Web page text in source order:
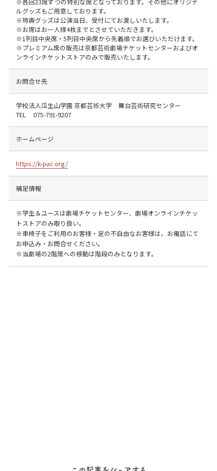
※各回23席ずつの特別な席となっております。その他にオリジナ
ルグッズもご用意しております。
※特典グッズは公演当日、受付にてお渡しいたします。
※お席はお一人様4枚までとさせていただきます。
※1列目中央席・5列目中央席から先着順でお選びいただけます。
※プレミアム席の販売は京都芸術劇場チケットセンターおよびオ
ンラインチケットストアのみで販売いたします。
お問合せ先
学校法人瓜生山学園 京都芸術大学 舞台芸術研究センター
TEL 075-791-9207
ホームページ
https://k-pac.org/
補足情報
※学生＆ユースは劇場チケットセンター、劇場オンラインチケッ
トストアのみ取り扱い。
※車椅子をご利用のお客様・足の不自由なお客様は、お電話にて
お申込み・お問合せください。
※当劇場の2階席への移動は階段のみとなります。